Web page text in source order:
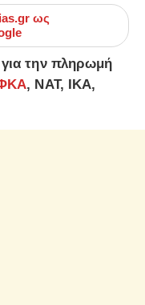
ως
την πληρωμή
, ΝΑΤ, ΙΚΑ,